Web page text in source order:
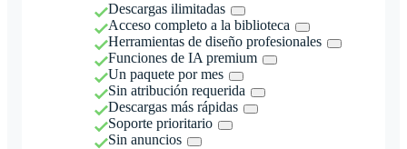
Descargas ilimitadas
Acceso completo a la biblioteca
Herramientas de diseño profesionales
Funciones de IA premium
Un paquete por mes
Sin atribución requerida
Descargas más rápidas
Soporte prioritario
Sin anuncios